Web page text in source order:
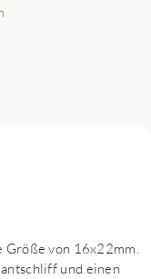
Größe von 16x22mm.
und einen